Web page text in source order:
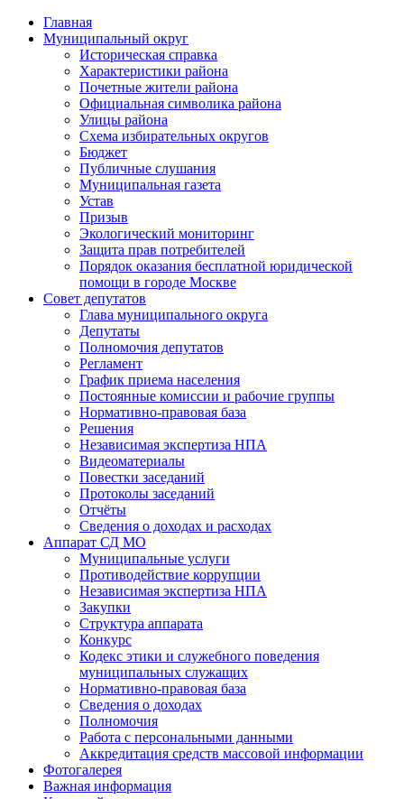
Главная
Муниципальный округ
Историческая справка
Характеристики района
Почетные жители района
Официальная символика района
Улицы района
Схема избирательных округов
Бюджет
Публичные слушания
Муниципальная газета
Устав
Призыв
Экологический мониторинг
Защита прав потребителей
Порядок оказания бесплатной юридической
помощи в городе Москве
Совет депутатов
Глава муниципального округа
Депутаты
Полномочия депутатов
Регламент
График приема населения
Постоянные комиссии и рабочие группы
Нормативно-правовая база
Решения
Независимая экспертиза НПА
Видеоматериалы
Повестки заседаний
Протоколы заседаний
Отчёты
Сведения о доходах и расходах
Аппарат СД МО
Муниципальные услуги
Противодействие коррупции
Независимая экспертиза НПА
Закупки
Структура аппарата
Конкурс
Кодекс этики и служебного поведения
муниципальных служащих
Нормативно-правовая база
Сведения о доходах
Полномочия
Работа с персональными данными
Аккредитация средств массовой информации
Фотогалерея
Важная информация